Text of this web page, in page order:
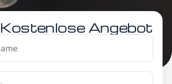
Kostenlose Angebot